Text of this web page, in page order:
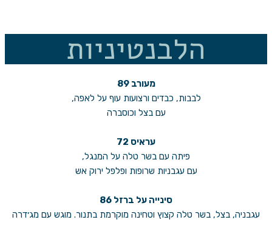
הלבנטיניות
מעורב 89
לבבות, כבדים ורצועות עוף על לאפה,
עם בצל וכוסברה
עראיס 72
פיתה עם בשר טלה על המנגל,
עם עגבניות שרופות ופלפל ירוק אש
סינייה על ברזל 86
עגבניה, בצל, בשר טלה קצוץ וטחינה מוקרמת בתנור. מוגש עם מג׳דרה